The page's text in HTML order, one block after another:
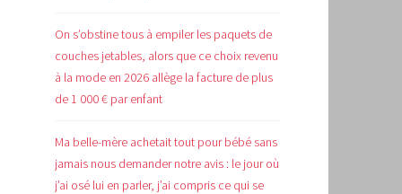
On s’obstine tous à empiler les paquets de
couches jetables, alors que ce choix revenu
à la mode en 2026 allège la facture de plus
de 1 000 € par enfant
Ma belle-mère achetait tout pour bébé sans
jamais nous demander notre avis : le jour où
j’ai osé lui en parler, j’ai compris ce qui se